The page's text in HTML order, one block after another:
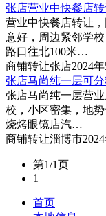
张店营业中快餐店转
营业中快餐店转让
意好，周边紧邻学
路口往北100米…
商铺转让张店2024
张店马尚纯一层可
张店马尚纯一层营
校，小区密集，地
烧烤眼镜店汽…
商铺转让淄博市
第1/1页
1
首页